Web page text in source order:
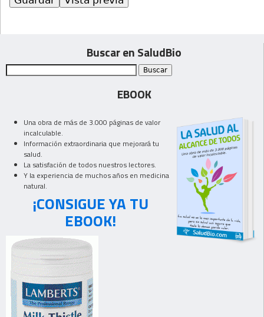
Buscar en SaludBio
EBOOK
Una obra de más de 3.000 páginas de valor
incalculable.
Información extraordinaria que mejorará tu
salud.
La satisfación de todos nuestros lectores.
Y la experiencia de muchos años en medicina
natural.
¡CONSIGUE YA TU
EBOOK!